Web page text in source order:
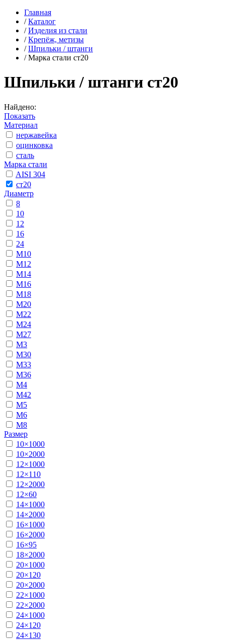
Главная
/ Каталог
/ Изделия из стали
/ Крепёж, метизы
/ Шпильки / штанги
/ Марка стали ст20
Шпильки / штанги ст20
Найдено:
Показать
Материал
нержавейка
оцинковка
сталь
Марка стали
AISI 304
ст20
Диаметр
8
10
12
16
24
М10
М12
М14
М16
М18
М20
М22
М24
М27
М3
М30
М33
М36
М4
М42
М5
М6
М8
Размер
10×1000
10×2000
12×1000
12×110
12×2000
12×60
14×1000
14×2000
16×1000
16×2000
16×95
18×2000
20×1000
20×120
20×2000
22×1000
22×2000
24×1000
24×120
24×130